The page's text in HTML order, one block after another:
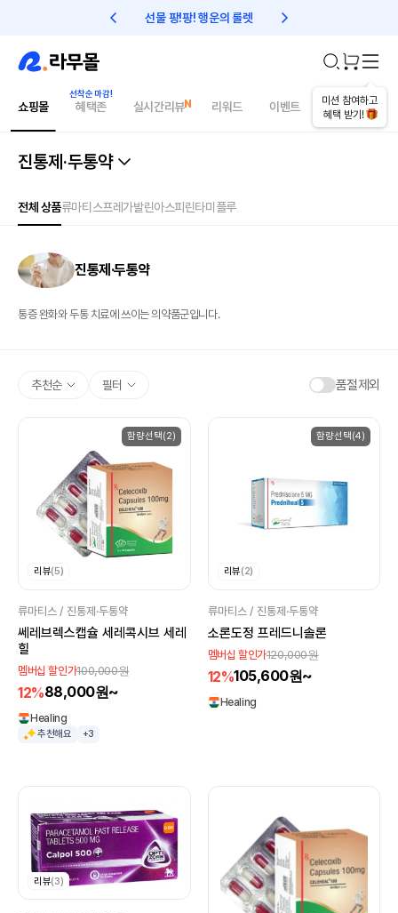
선물 팡!팡! 행운의 룰렛 친구초대 1만원 리워드!
미션 참여하고
혜택 받기!
쇼핑몰 혜택존 실시간리뷰 리워드 이벤트 건강매거진
진통제·두통약
전체 상품류마티스프레가발린아스피린타미플루
진통제·두통약
통증 완화와 두통 치료에 쓰이는 의약품군입니다.
추천순 필터 품절제외
함량선택(2)
리뷰(5)
류마티스 / 진통제·두통약
쎄레브렉스캡슐 세레콕시브 세레
힐
멤버십 할인가100,000원
12%88,000원~
Healing
추천해요 +3
함량선택(4)
리뷰(2)
류마티스 / 진통제·두통약
소론도정 프레드니솔론
멤버십 할인가120,000원
12%105,600원~
Healing
리뷰(3)